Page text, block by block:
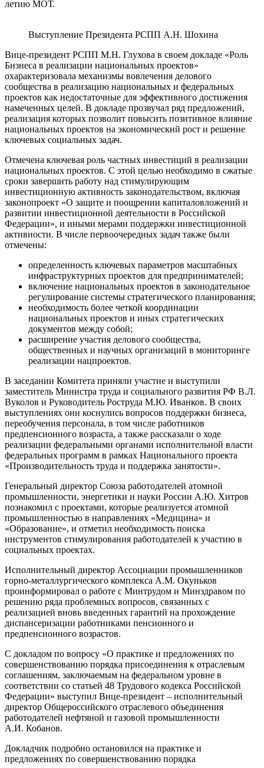
летию МОТ.
Выступление Президента РСПП А.Н. Шохина
Вице-президент РСПП М.Н. Глухова в своем докладе «Роль
Бизнеса в реализации национальных проектов»
охарактеризовала механизмы вовлечения делового
сообщества в реализацию национальных и федеральных
проектов как недостаточные для эффективного достижения
намеченных целей. В докладе прозвучал ряд предложений,
реализация которых позволит повысить позитивное влияние
национальных проектов на экономический рост и решение
ключевых социальных задач.
Отмечена ключевая роль частных инвестиций в реализации
национальных проектов. С этой целью необходимо в сжатые
сроки завершить работу над стимулирующим
инвестиционную активность законодательством, включая
законопроект «О защите и поощрении капиталовложений и
развитии инвестиционной деятельности в Российской
Федерации», и иными мерами поддержки инвестиционной
активности. В числе первоочередных задач также были
отмечены:
определенность ключевых параметров масштабных
инфраструктурных проектов для предпринимателей;
включение национальных проектов в законодательное
регулирование системы стратегического планирования;
необходимость более четкой координации
национальных проектов и иных стратегических
документов между собой;
расширение участия делового сообщества,
общественных и научных организаций в мониторинге
реализации нацпроектов.
В заседании Комитета приняли участие и выступили
заместитель Министра труда и социального развития РФ В.Л.
Вуколов и Руководитель Роструда М.Ю. Иванков. В своих
выступлениях они коснулись вопросов поддержки бизнеса,
переобучения персонала, в том числе работников
предпенсионного возраста, а также рассказали о ходе
реализации федеральными органами исполнительной власти
федеральных программ в рамках Национального проекта
«Производительность труда и поддержка занятости».
Генеральный директор Союза работодателей атомной
промышленности, энергетики и науки России А.Ю. Хитров
познакомил с проектами, которые реализуется атомной
промышленностью в направлениях «Медицина» и
«Образование», и отметил необходимость поиска
инструментов стимулирования работодателей к участию в
социальных проектах.
Исполнительный директор Ассоциации промышленников
горно-металлургического комплекса А.М. Окуньков
проинформировал о работе с Минтрудом и Минздравом по
решению ряда проблемных вопросов, связанных с
реализацией вновь введенных гарантий на прохождение
диспансеризации работниками пенсионного и
предпенсионного возрастов.
С докладом по вопросу «О практике и предложениях по
совершенствованию порядка присоединения к отраслевым
соглашениям, заключаемым на федеральном уровне в
соответствии со статьей 48 Трудового кодекса Российской
Федерации» выступил Вице-президент – исполнительный
директор Общероссийского отраслевого объединения
работодателей нефтяной и газовой промышленности
А.И. Кобанов.
Докладчик подробно остановился на практике и
предложениях по совершенствованию порядка